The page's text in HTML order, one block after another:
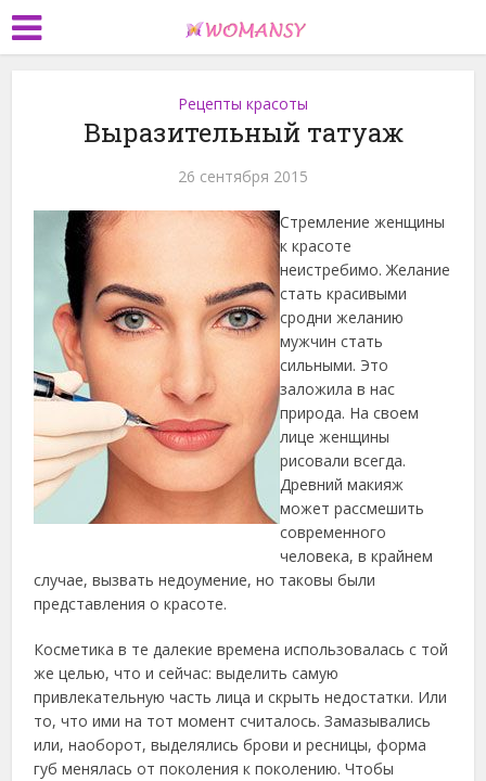
Рецепты красоты
Выразительный татуаж
26 сентября 2015
Стремление женщины
к красоте
неистребимо. Желание
стать красивыми
сродни желанию
мужчин стать
сильными. Это
заложила в нас
природа. На своем
лице женщины
рисовали всегда.
Древний макияж
может рассмешить
современного
человека, в крайнем
случае, вызвать недоумение, но таковы были
представления о красоте.
Косметика в те далекие времена использовалась с той
же целью, что и сейчас: выделить самую
привлекательную часть лица и скрыть недостатки. Или
то, что ими на тот момент считалось. Замазывались
или, наоборот, выделялись брови и ресницы, форма
губ менялась от поколения к поколению. Чтобы